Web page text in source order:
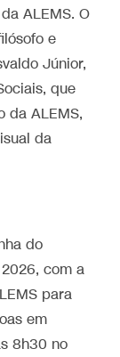
ALEMS. O
e
Júnior,
que
da ALEMS,
da
do
com a
para
em
8h30 no